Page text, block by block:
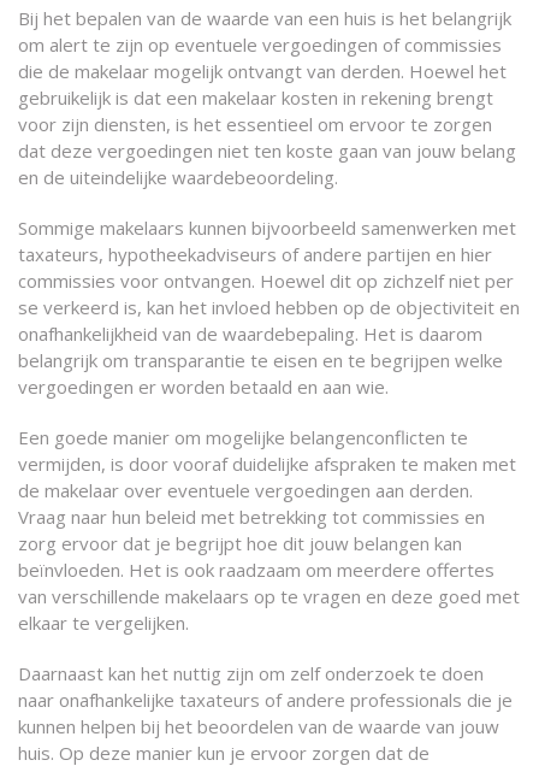
Bij het bepalen van de waarde van een huis is het belangrijk
om alert te zijn op eventuele vergoedingen of commissies
die de makelaar mogelijk ontvangt van derden. Hoewel het
gebruikelijk is dat een makelaar kosten in rekening brengt
voor zijn diensten, is het essentieel om ervoor te zorgen
dat deze vergoedingen niet ten koste gaan van jouw belang
en de uiteindelijke waardebeoordeling.
Sommige makelaars kunnen bijvoorbeeld samenwerken met
taxateurs, hypotheekadviseurs of andere partijen en hier
commissies voor ontvangen. Hoewel dit op zichzelf niet per
se verkeerd is, kan het invloed hebben op de objectiviteit en
onafhankelijkheid van de waardebepaling. Het is daarom
belangrijk om transparantie te eisen en te begrijpen welke
vergoedingen er worden betaald en aan wie.
Een goede manier om mogelijke belangenconflicten te
vermijden, is door vooraf duidelijke afspraken te maken met
de makelaar over eventuele vergoedingen aan derden.
Vraag naar hun beleid met betrekking tot commissies en
zorg ervoor dat je begrijpt hoe dit jouw belangen kan
beïnvloeden. Het is ook raadzaam om meerdere offertes
van verschillende makelaars op te vragen en deze goed met
elkaar te vergelijken.
Daarnaast kan het nuttig zijn om zelf onderzoek te doen
naar onafhankelijke taxateurs of andere professionals die je
kunnen helpen bij het beoordelen van de waarde van jouw
huis. Op deze manier kun je ervoor zorgen dat de